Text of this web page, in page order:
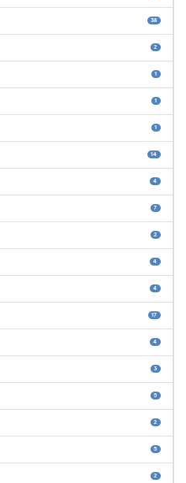
38
2
1
1
1
14
4
7
2
4
4
17
4
3
5
2
5
2